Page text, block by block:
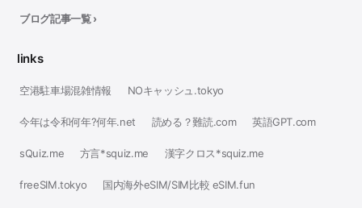
ブログ記事一覧 ›
links
空港駐車場混雑情報 NOキャッシュ.tokyo
今年は令和何年?何年.net 読める？難読.com 英語GPT.com
sQuiz.me 方言*squiz.me 漢字クロス*squiz.me
freeSIM.tokyo 国内海外eSIM/SIM比較 eSIM.fun